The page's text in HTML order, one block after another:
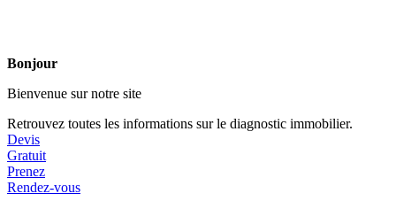
Bonjour
Bienvenue sur notre site
Retrouvez toutes les informations sur le diagnostic immobilier.
Devis
Gratuit
Prenez
Rendez-vous